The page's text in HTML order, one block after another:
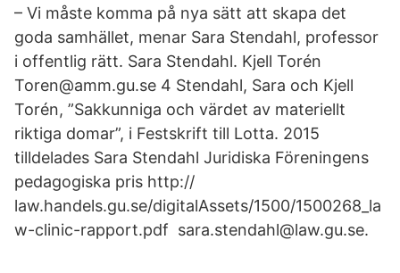
– Vi måste komma på nya sätt att skapa det
goda samhället, menar Sara Stendahl, professor
i offentlig rätt. Sara Stendahl. Kjell Torén
Toren@amm.gu.se 4 Stendahl, Sara och Kjell
Torén, ”Sakkunniga och värdet av materiellt
riktiga domar”, i Festskrift till Lotta. 2015
tilldelades Sara Stendahl Juridiska Föreningens
pedagogiska pris http://
law.handels.gu.se/digitalAssets/1500/1500268_la
w-clinic-rapport.pdf sara.stendahl@law.gu.se.